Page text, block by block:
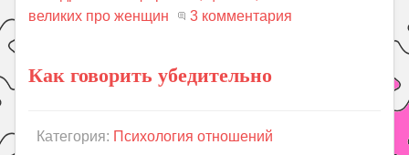
великих про женщин
3 комментария
Как говорить убедительно
Категория: Психология отношений